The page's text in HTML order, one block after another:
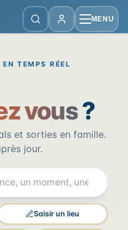
MENU
de la
TEMPS RÉEL
vous?
et sorties en famille.
jour.
Saisir un lieu